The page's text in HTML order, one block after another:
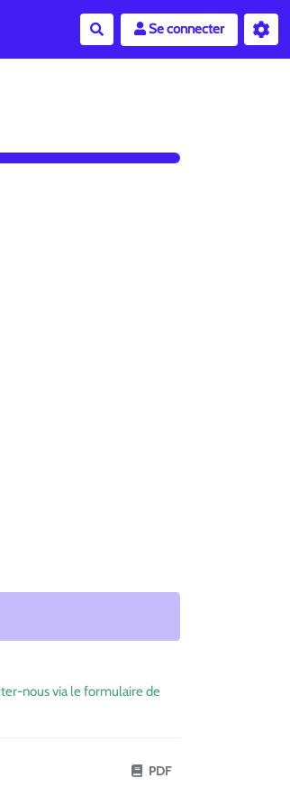
RechercherSe connecter
nous via le formulaire de
PDF